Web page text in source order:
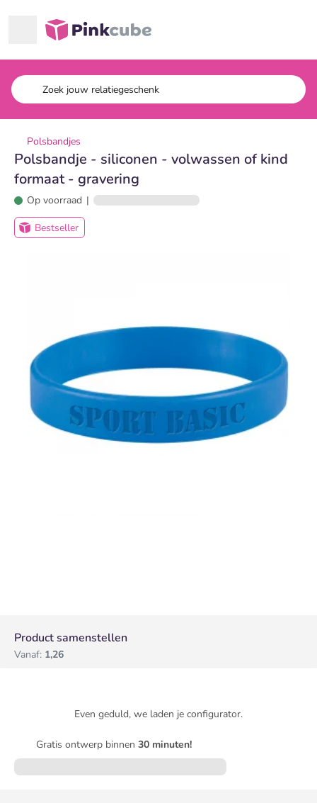
Pinkcube
Polsbandjes
Polsbandje - siliconen - volwassen of kind
formaat - gravering
Op voorraad |
Bestseller
Product samenstellen
Vanaf: 1,26
Even geduld, we laden je configurator.
Gratis ontwerp binnen 30 minuten!